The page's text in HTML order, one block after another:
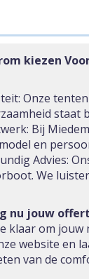
kiezen
Onze
staat
Bij
en
Advies:
We
nu jouw
klaar om
website en
van de